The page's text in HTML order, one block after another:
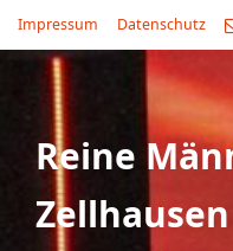
Impressum Datenschutz
Reine
Zellhausen